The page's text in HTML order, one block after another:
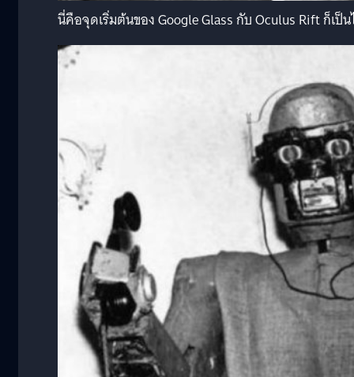
นี่คือจุดเริ่มต้นของ Google Glass กับ Oculus Rift ก็เป็